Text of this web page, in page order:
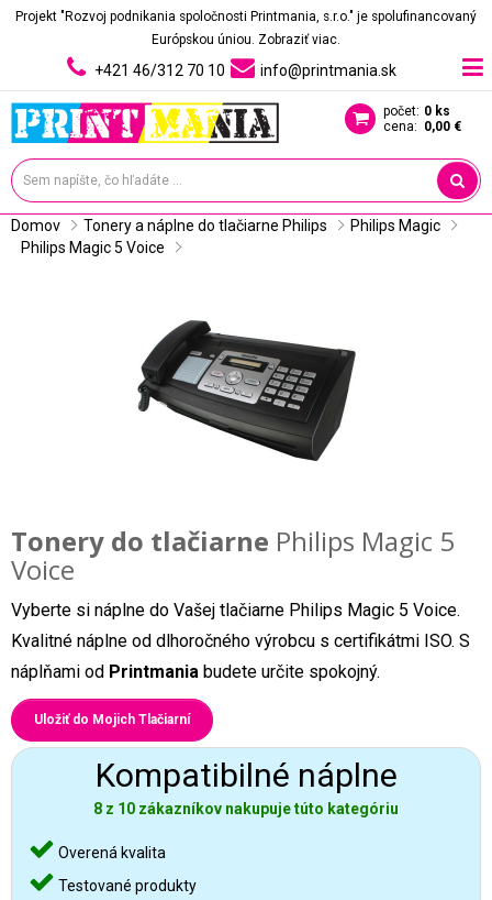
Projekt "Rozvoj podnikania spoločnosti Printmania, s.r.o." je spolufinancovaný
Európskou úniou. Zobraziť viac.
+421 46/312 70 10 info@printmania.sk
počet: 0 ks
cena: 0,00 €
Domov Tonery a náplne do tlačiarne Philips
Philips Magic
Philips Magic 5 Voice
Tonery do tlačiarne Philips Magic 5
Voice
Vyberte si náplne do Vašej tlačiarne Philips Magic 5 Voice.
Kvalitné náplne od dlhoročného výrobcu s certifikátmi ISO. S
náplňami od Printmania budete určite spokojný.
Uložiť do Mojich Tlačiarní
Kompatibilné náplne
8 z 10 zákazníkov nakupuje túto kategóriu
Overená kvalita
Testované produkty